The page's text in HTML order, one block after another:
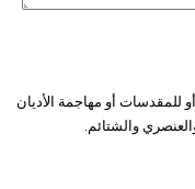
للمقدسات أو مهاجمة الأديان
والشتائم.